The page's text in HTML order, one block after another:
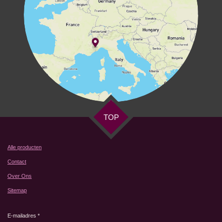
TOP
Alle producten
Contact
Over Ons
Sitemap
E-mailadres *